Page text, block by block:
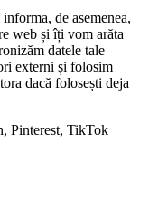
de asemenea,
web și îți vom arăta
datele tale
externi și folosim
dacă folosești deja
Pinterest, TikTok